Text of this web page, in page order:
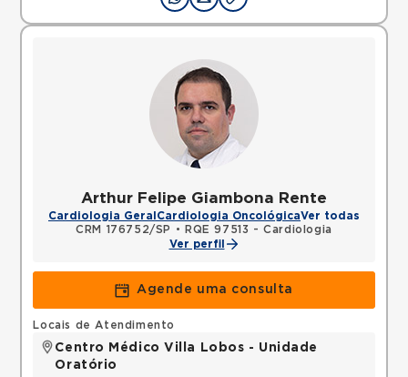
Arthur Felipe Giambona Rente
Cardiologia Geral Cardiologia OncológicaVer todas
CRM 176752/SP
•
RQE 97513 - Cardiologia
Ver perfil
Agende uma consulta
Locais de Atendimento
Centro Médico Villa Lobos - Unidade
Oratório